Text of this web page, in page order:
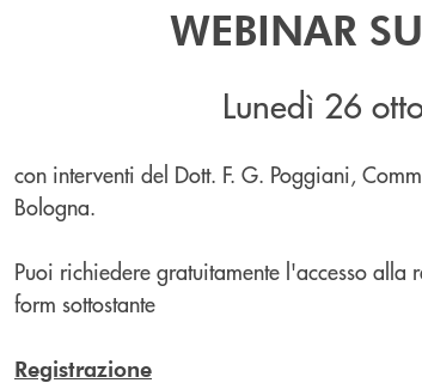
WEBINAR
Lunedì 26
con interventi del Dott. F. G. Poggiani,
Bologna.
Puoi richiedere gratuitamente l'accesso
form sottostante
Registrazione